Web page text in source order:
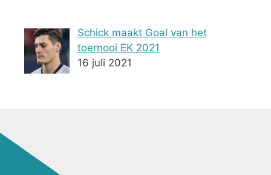
Schick maakt Goal van het
toernooi EK 2021
16 juli 2021